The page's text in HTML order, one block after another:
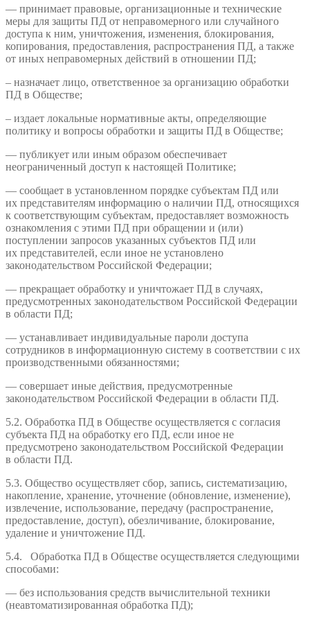
— принимает правовые, организационные и технические
меры для защиты ПД от неправомерного или случайного
доступа к ним, уничтожения, изменения, блокирования,
копирования, предоставления, распространения ПД, а также
от иных неправомерных действий в отношении ПД;
– назначает лицо, ответственное за организацию обработки
ПД в Обществе;
– издает локальные нормативные акты, определяющие
политику и вопросы обработки и защиты ПД в Обществе;
— публикует или иным образом обеспечивает
неограниченный доступ к настоящей Политике;
— сообщает в установленном порядке субъектам ПД или
их представителям информацию о наличии ПД, относящихся
к соответствующим субъектам, предоставляет возможность
ознакомления с этими ПД при обращении и (или)
поступлении запросов указанных субъектов ПД или
их представителей, если иное не установлено
законодательством Российской Федерации;
— прекращает обработку и уничтожает ПД в случаях,
предусмотренных законодательством Российской Федерации
в области ПД;
— устанавливает индивидуальные пароли доступа
сотрудников в информационную систему в соответствии с их
производственными обязанностями;
— совершает иные действия, предусмотренные
законодательством Российской Федерации в области ПД.
5.2. Обработка ПД в Обществе осуществляется с согласия
субъекта ПД на обработку его ПД, если иное не
предусмотрено законодательством Российской Федерации
в области ПД.
5.3. Общество осуществляет сбор, запись, систематизацию,
накопление, хранение, уточнение (обновление, изменение),
извлечение, использование, передачу (распространение,
предоставление, доступ), обезличивание, блокирование,
удаление и уничтожение ПД.
5.4. Обработка ПД в Обществе осуществляется следующими
способами:
— без использования средств вычислительной техники
(неавтоматизированная обработка ПД);